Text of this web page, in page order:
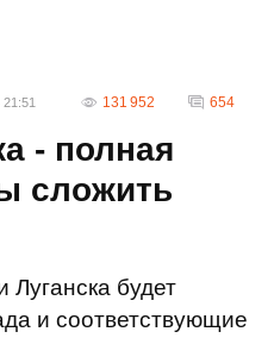
131 952 654
- полная
сложить
Луганска будет
и соответствующие